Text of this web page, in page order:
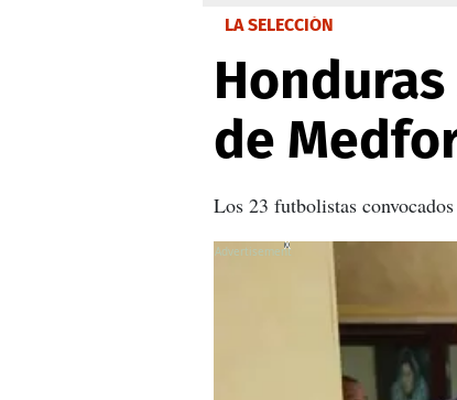
LA SELECCIÓN
de
Los 23 futbolistas
X